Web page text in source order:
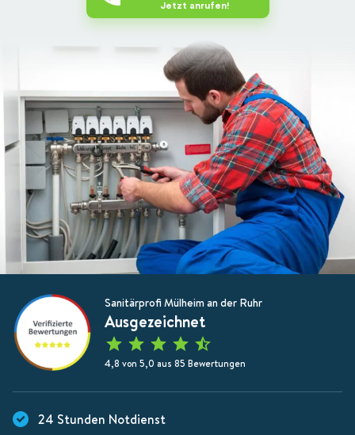
Jetzt anrufen!
Sanitärprofi Mülheim an der Ruhr
Ausgezeichnet
4,8 von 5,0 aus 85 Bewertungen
24 Stunden Notdienst